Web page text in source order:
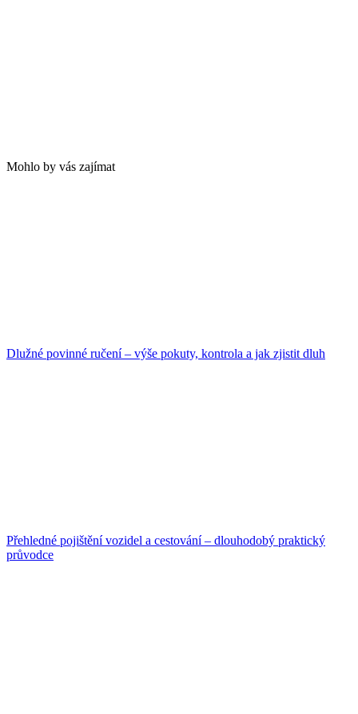
Mohlo by vás zajímat
Dlužné povinné ručení – výše pokuty, kontrola a jak zjistit dluh
Přehledné pojištění vozidel a cestování – dlouhodobý praktický
průvodce